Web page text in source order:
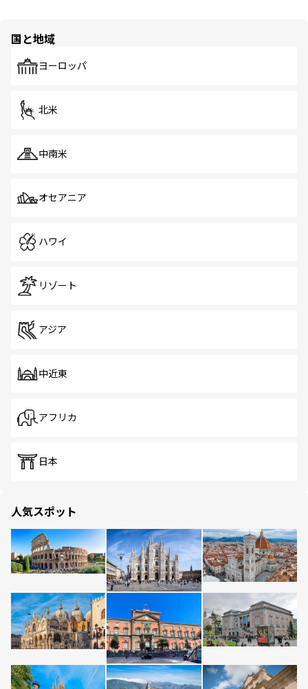
国と地域
ヨーロッパ
北米
中南米
オセアニア
ハワイ
リゾート
アジア
中近東
アフリカ
日本
人気スポット